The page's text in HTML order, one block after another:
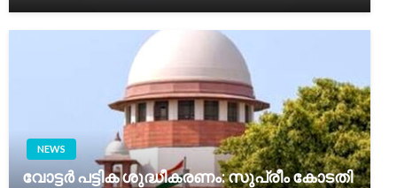
NEWS
വോട്ടർ പട്ടിക ശുദ്ധീകരണം: സുപ്രീം കോടതി